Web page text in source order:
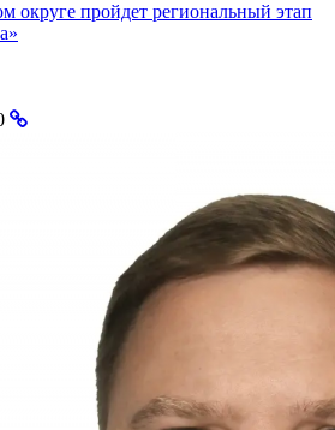
округе пройдет региональный этап